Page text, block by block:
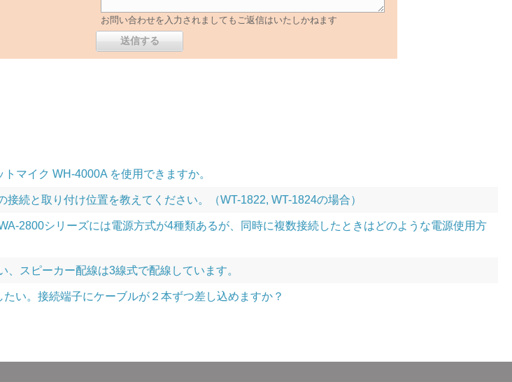
お問い合わせを入力されましてもご返信はいたしかねます
マイク WH-4000A を使用できますか。
続と取り付け位置を教えてください。（WT-1822, WT-1824の場合）
2800シリーズには電源方式が4種類あるが、同時に複数接続したときはどのような電源使用方
スピーカー配線は3線式で配線しています。
い。接続端子にケーブルが２本ずつ差し込めますか？